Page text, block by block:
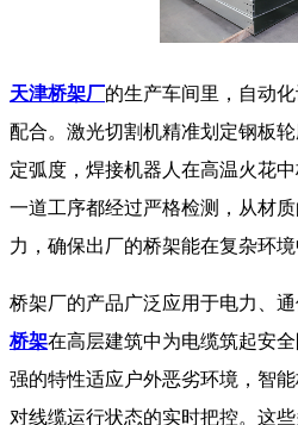
天津桥架厂的生产车间里，自动
配合。激光切割机精准划定钢板
定弧度，焊接机器人在高温火花
一道工序都经过严格检测，从材
力，确保出厂的桥架能在复杂环境
桥架厂的产品广泛应用于电力、通
桥架在高层建筑中为电缆筑起安
强的特性适应户外恶劣环境，智
对线缆运行状态的实时把控。这